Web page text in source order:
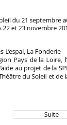
du 21 septembre
22 et 23 novembre
La Fonderie
Pays de la Loire,
au projet de la
du Soleil et de
Suite